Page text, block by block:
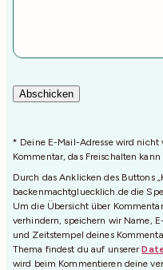
* Deine E-Mail-Adresse wird nicht
Kommentar, das Freischalten
Durch das Anklicken des Buttons
backenmachtgluecklich.de die
Um die Übersicht über
verhindern, speichern wir Name,
und Zeitstempel deines
Thema findest du auf unserer
wird beim Kommentieren deine